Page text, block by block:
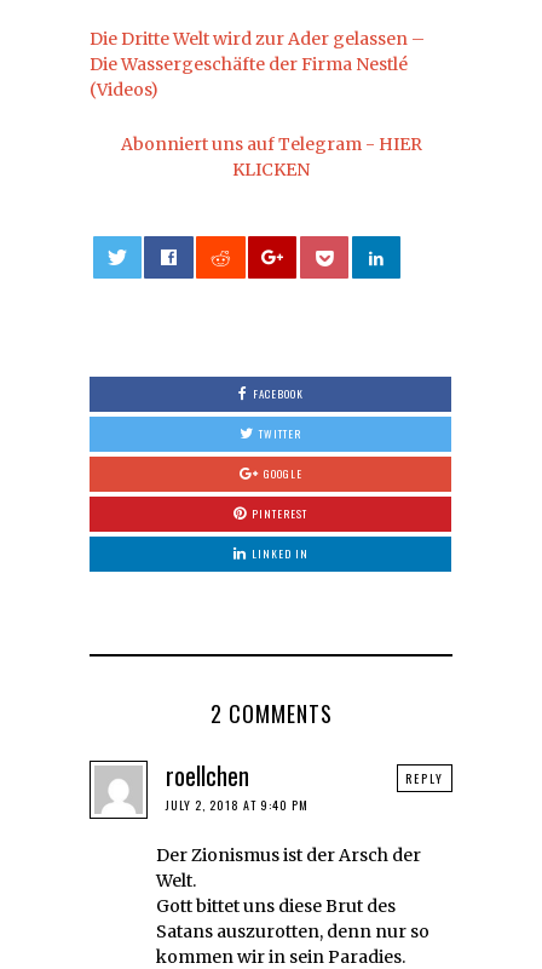
Die Dritte Welt wird zur Ader gelassen –
Die Wassergeschäfte der Firma Nestlé
(Videos)
Abonniert uns auf Telegram - HIER
KLICKEN
FACEBOOK
TWITTER
GOOGLE
PINTEREST
LINKED IN
2 COMMENTS
roellchen
JULY 2, 2018 AT 9:40 PM
Der Zionismus ist der Arsch der
Welt.
Gott bittet uns diese Brut des
Satans auszurotten, denn nur so
kommen wir in sein Paradies.
REPLY